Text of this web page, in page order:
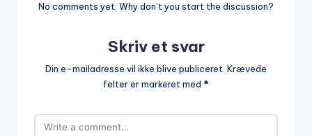
No comments yet. Why don’t you start the discussion?
Skriv et svar
Din e-mailadresse vil ikke blive publiceret. Krævede
felter er markeret med *